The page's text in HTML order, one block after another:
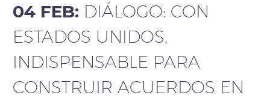
04 FEB: DIÁLOGO: CON
ESTADOS UNIDOS,
INDISPENSABLE PARA
CONSTRUIR ACUERDOS EN